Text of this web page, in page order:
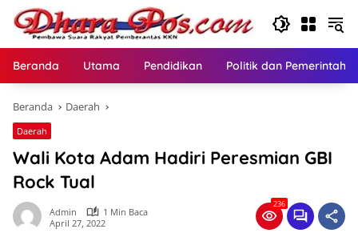
Langsung
konten
Beranda Utama Pendidikan Politik dan
Beranda Daerah
Daerah
Wali Kota Adam Hadiri Peresmian GBI
Rock Tual
Admin
1 Min Baca
April 27, 2022
236